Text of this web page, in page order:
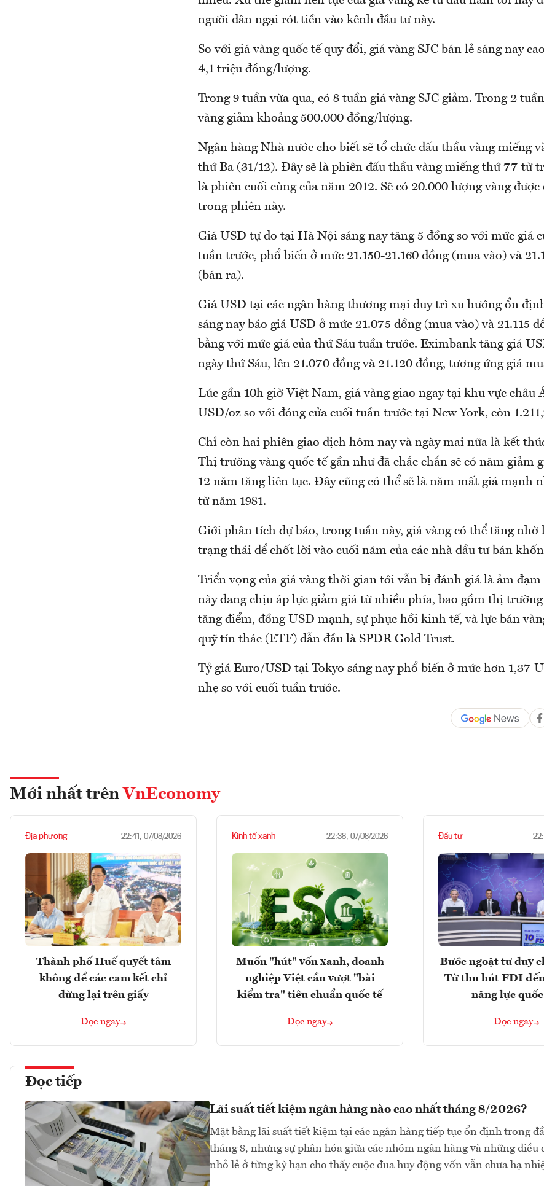
người dân ngại rót tiền vào kênh đầu tư này.
So với giá vàng quốc tế quy đổi, giá vàng SJC bán lẻ sáng nay
4,1 triệu đồng/lượng.
Trong 9 tuần vừa qua, có 8 tuần giá vàng SJC giảm. Trong 2
vàng giảm khoảng 500.000 đồng/lượng.
Ngân hàng Nhà nước cho biết sẽ tổ chức đấu thầu vàng miếng
thứ Ba (31/12). Đây sẽ là phiên đấu thầu vàng miếng thứ 77 từ
là phiên cuối cùng của năm 2012. Sẽ có 20.000 lượng vàng được
trong phiên này.
Giá USD tự do tại Hà Nội sáng nay tăng 5 đồng so với mức giá
tuần trước, phổ biến ở mức 21.150-21.160 đồng (mua vào) và
(bán ra).
Giá USD tại các ngân hàng thương mại duy trì xu hướng ổn
sáng nay báo giá USD ở mức 21.075 đồng (mua vào) và 21.115
bằng với mức giá của thứ Sáu tuần trước. Eximbank tăng giá
ngày thứ Sáu, lên 21.070 đồng và 21.120 đồng, tương ứng giá
Lúc gần 10h giờ Việt Nam, giá vàng giao ngay tại khu vực châu
USD/oz so với đóng cửa cuối tuần trước tại New York, còn
Chỉ còn hai phiên giao dịch hôm nay và ngày mai nữa là kết
Thị trường vàng quốc tế gần như đã chắc chắn sẽ có năm giảm
12 năm tăng liên tục. Đây cũng có thể sẽ là năm mất giá mạnh
từ năm 1981.
Giới phân tích dự báo, trong tuần này, giá vàng có thể tăng nhờ
trạng thái để chốt lời vào cuối năm của các nhà đầu tư bán
Triển vọng của giá vàng thời gian tới vẫn bị đánh giá là ảm
này đang chịu áp lực giảm giá từ nhiều phía, bao gồm thị
tăng điểm, đồng USD mạnh, sự phục hồi kinh tế, và lực bán
quỹ tín thác (ETF) dẫn đầu là SPDR Gold Trust.
Tỷ giá Euro/USD tại Tokyo sáng nay phổ biến ở mức hơn 1,37
nhẹ so với cuối tuần trước.
Mới nhất trên VnEconomy
Địa phương 22:41, 07/08/2026
Thành phố Huế quyết tâm
không để các cam kết chỉ
dừng lại trên giấy
Đọc ngay
Kinh tế xanh 22:38, 07/08/2026
Muốn "hút" vốn xanh, doanh
nghiệp Việt cần vượt "bài
kiểm tra" tiêu chuẩn quốc tế
Đọc ngay
Đầu tư
Bước ngoặt tư duy
Từ thu hút FDI
năng lực
Đọc ngay
Đọc tiếp
Lãi suất tiết kiệm ngân hàng nào cao nhất tháng 8/2026?
Mặt bằng lãi suất tiết kiệm tại các ngân hàng tiếp tục ổn định trong
tháng 8, nhưng sự phân hóa giữa các nhóm ngân hàng và những điều
nhỏ lẻ ở từng kỳ hạn cho thấy cuộc đua huy động vốn vẫn chưa hạ